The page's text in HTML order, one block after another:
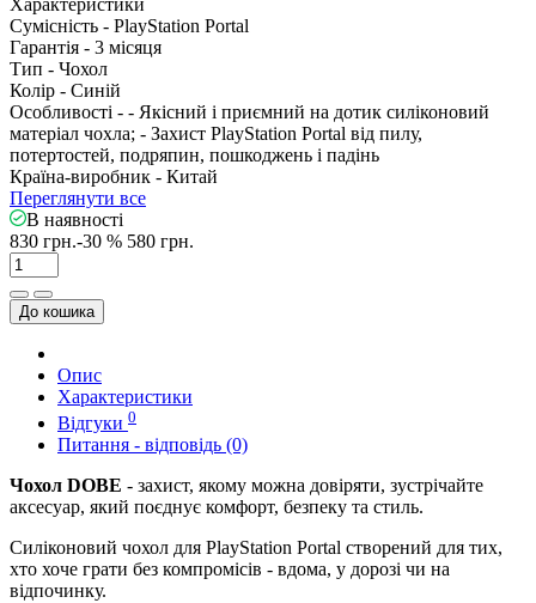
Сумісність - PlayStation Portal
Гарантія - 3 місяця
Тип - Чохол
Колір - Синій
Особливості - - Якісний і приємний на дотик силіконовий
матеріал чохла; - Захист PlayStation Portal від пилу,
потертостей, подряпин, пошкоджень і падінь
Країна-виробник - Китай
Переглянути все
В наявності
830 грн.-30 % 580 грн.
До кошика
Опис
Характеристики
Відгуки 0
Питання - відповідь (0)
Чохол DOBE - захист, якому можна довіряти, зустрічайте
аксесуар, який поєднує комфорт, безпеку та стиль.
Силіконовий чохол для PlayStation Portal створений для тих,
хто хоче грати без компромісів - вдома, у дорозі чи на
відпочинку.